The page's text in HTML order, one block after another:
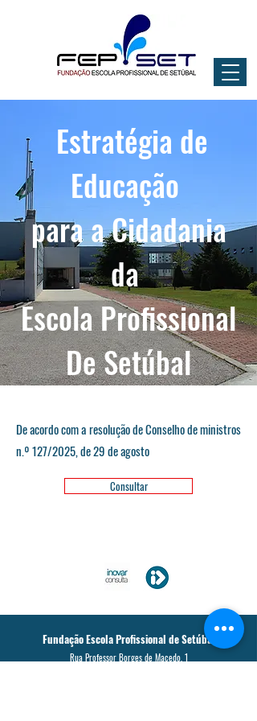
Estratégia de
Educação
para a Cidadania
da
Escola Profissional
De Setúbal
De acordo com a resolução de Conselho de ministros
n.º 127/2025, de 29 de agosto
Consultar
Fundação Escola Profissional de Setúbal
Rua Professor Borges de Macedo, 1